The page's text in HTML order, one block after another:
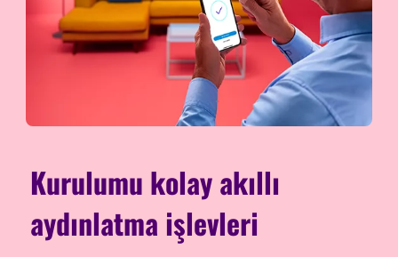
Kurulumu kolay akıllı
aydınlatma işlevleri